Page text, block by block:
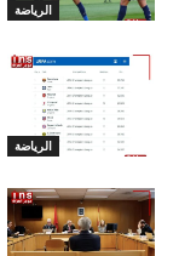
الرياضة
الرياضة